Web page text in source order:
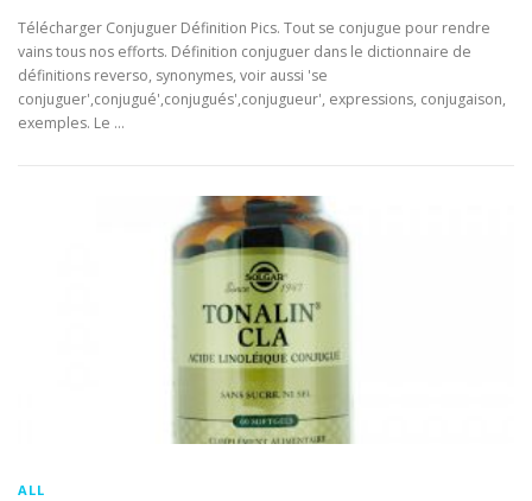
Télécharger Conjuguer Définition Pics. Tout se conjugue pour rendre
vains tous nos efforts. Définition conjuguer dans le dictionnaire de
définitions reverso, synonymes, voir aussi 'se
conjuguer',conjugué',conjugués',conjugueur', expressions, conjugaison,
exemples. Le …
ALL